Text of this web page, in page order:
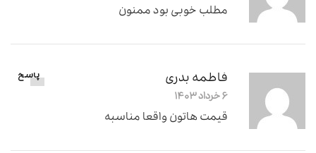
مطلب خوبی بود ممنون
فاطمه بدری
۶ خرداد ۱۴۰۳
پاسخ
قیمت هاتون واقعا مناسبه